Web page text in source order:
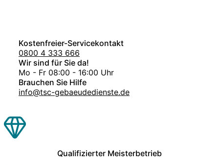
Kostenfreier-Servicekontakt
0800 4 333 666
Wir sind für Sie da!
Mo - Fr 08:00 - 16:00 Uhr
Brauchen Sie Hilfe
info@tsc-gebaeudedienste.de
Qualifizierter Meisterbetrieb